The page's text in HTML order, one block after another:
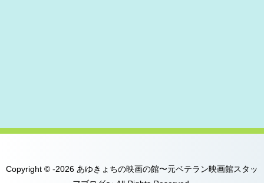
Copyright © -2026 あゆきょちの映画の館〜元ベテラン映画館スタッ